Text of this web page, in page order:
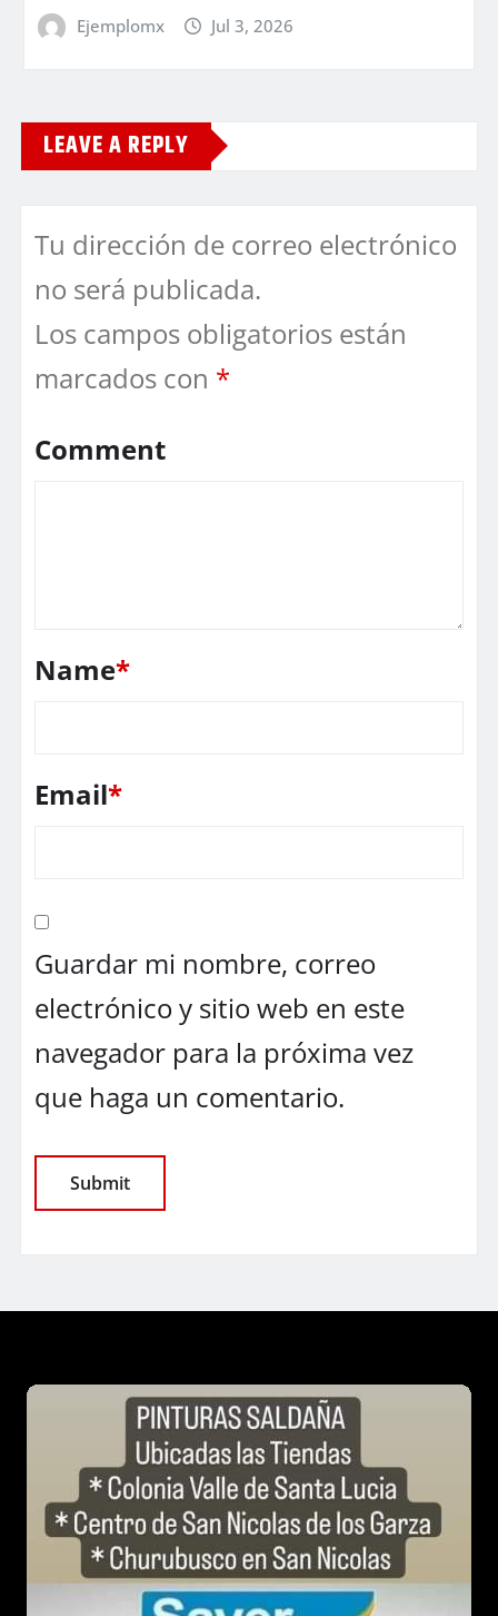
Ejemplomx Jul 3, 2026
LEAVE A REPLY
Tu dirección de correo electrónico
no será publicada.
Los campos obligatorios están
marcados con *
Comment
Name*
Email*
Guardar mi nombre, correo
electrónico y sitio web en este
navegador para la próxima vez
que haga un comentario.